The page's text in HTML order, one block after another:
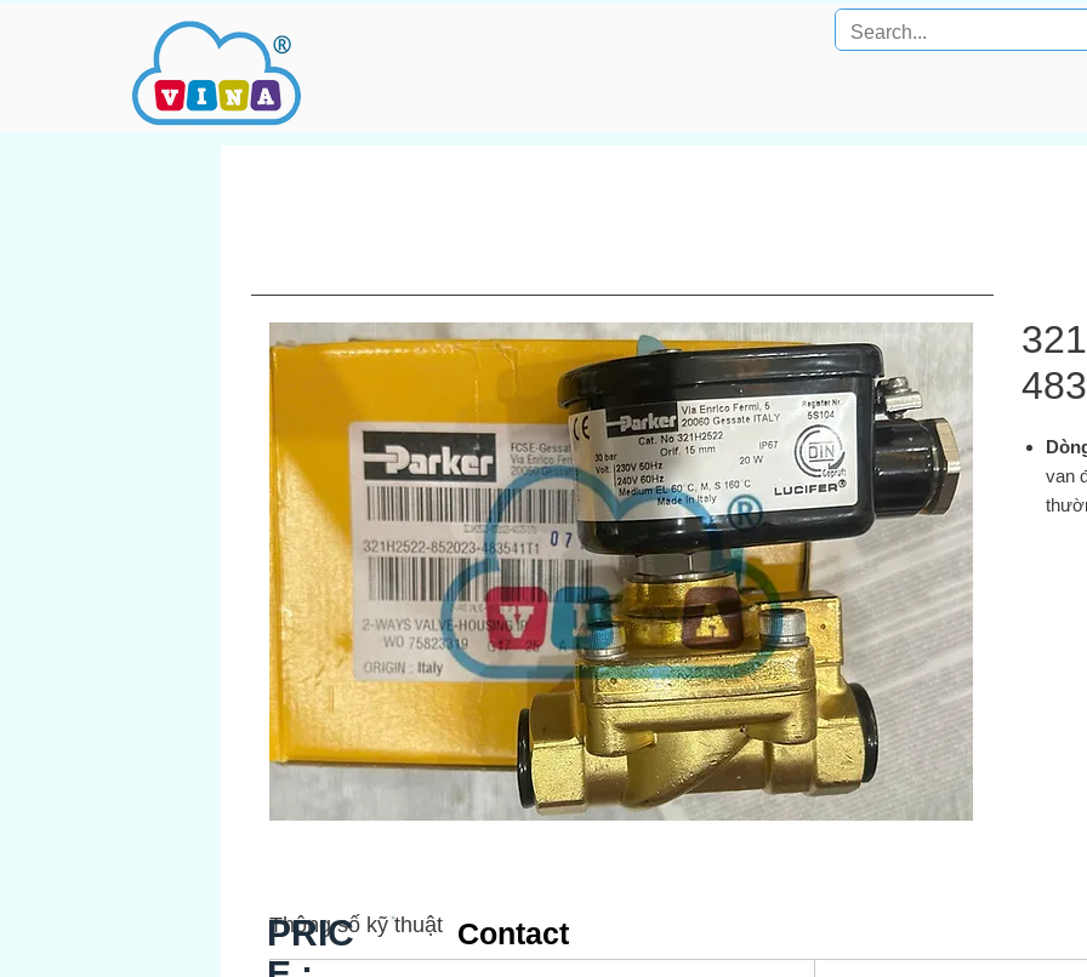
van
Thông số kỹ thuật Contact
PRIC